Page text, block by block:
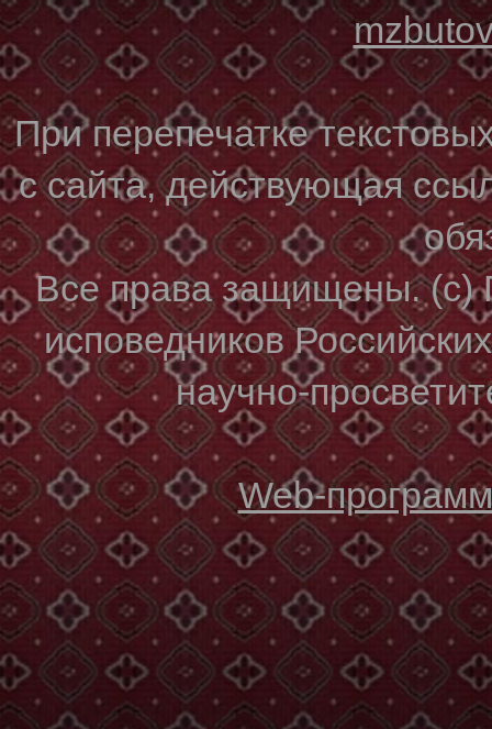
При перепечатке
с сайта, действующая
Все права защищены. (с)
исповедников
научно-
Web-